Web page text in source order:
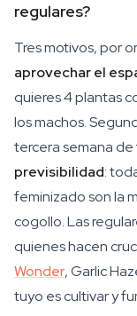
regulares?
Tres motivos, por
aprovechar el
quieres 4 plantas
los machos.
tercera semana de
previsibilidad:
feminizado son la
cogollo. Las
quienes hacen
Wonder, Garlic
tuyo es cultivar y